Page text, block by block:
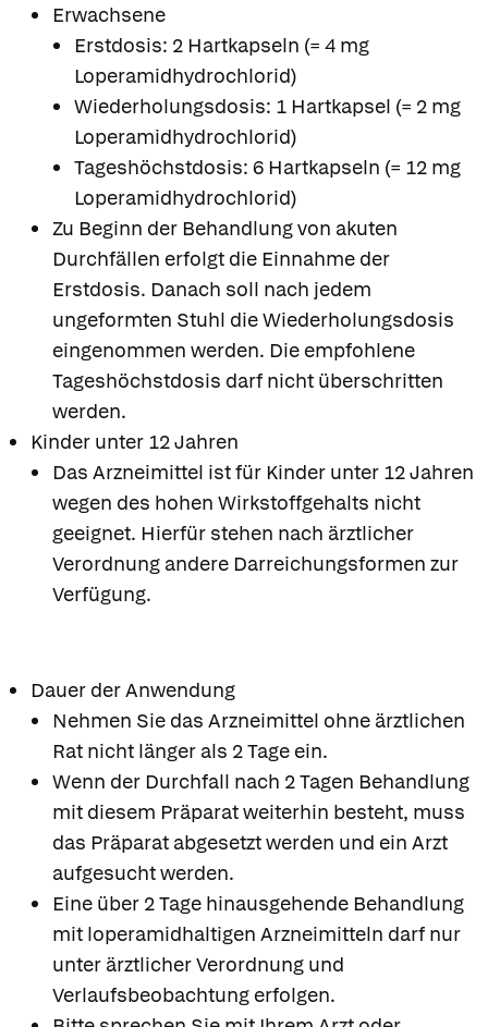
Erwachsene
Erstdosis: 2 Hartkapseln (= 4 mg
Loperamidhydrochlorid)
Wiederholungsdosis: 1 Hartkapsel (= 2 mg
Loperamidhydrochlorid)
Tageshöchstdosis: 6 Hartkapseln (= 12 mg
Loperamidhydrochlorid)
Zu Beginn der Behandlung von akuten
Durchfällen erfolgt die Einnahme der
Erstdosis. Danach soll nach jedem
ungeformten Stuhl die Wiederholungsdosis
eingenommen werden. Die empfohlene
Tageshöchstdosis darf nicht überschritten
werden.
Kinder unter 12 Jahren
Das Arzneimittel ist für Kinder unter 12 Jahren
wegen des hohen Wirkstoffgehalts nicht
geeignet. Hierfür stehen nach ärztlicher
Verordnung andere Darreichungsformen zur
Verfügung.
Dauer der Anwendung
Nehmen Sie das Arzneimittel ohne ärztlichen
Rat nicht länger als 2 Tage ein.
Wenn der Durchfall nach 2 Tagen Behandlung
mit diesem Präparat weiterhin besteht, muss
das Präparat abgesetzt werden und ein Arzt
aufgesucht werden.
Eine über 2 Tage hinausgehende Behandlung
mit loperamidhaltigen Arzneimitteln darf nur
unter ärztlicher Verordnung und
Verlaufsbeobachtung erfolgen.